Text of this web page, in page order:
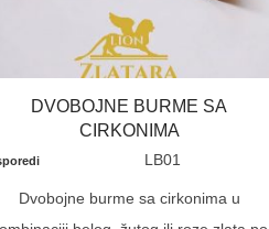
DVOBOJNE BURME SA
CIRKONIMA
LB01
Dvobojne burme sa cirkonima u